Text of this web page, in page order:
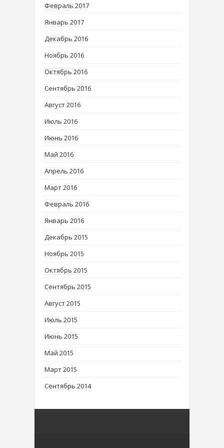
Февраль 2017
Январь 2017
Декабрь 2016
Ноябрь 2016
Октябрь 2016
Сентябрь 2016
Август 2016
Июль 2016
Июнь 2016
Май 2016
Апрель 2016
Март 2016
Февраль 2016
Январь 2016
Декабрь 2015
Ноябрь 2015
Октябрь 2015
Сентябрь 2015
Август 2015
Июль 2015
Июнь 2015
Май 2015
Март 2015
Сентябрь 2014